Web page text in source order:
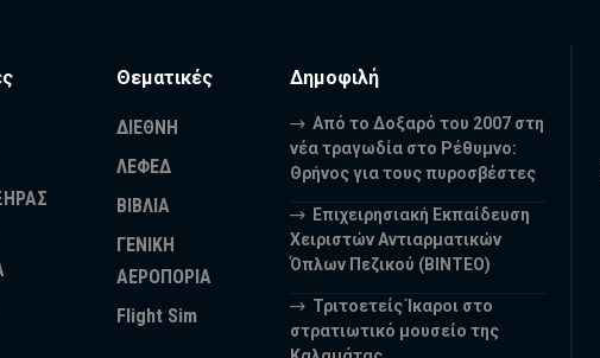
Θεματικές
ΔΙΕΘΝΗ
ΛΕΦΕΔ
ΒΙΒΛΙΑ
ΓΕΝΙΚΗ
ΑΕΡΟΠΟΡΙΑ
Flight Sim
Δημοφιλή
Από το Δοξαρό του 2007 στη
νέα τραγωδία στο Ρέθυμνο:
Θρήνος για τους πυροσβέστες
Επιχειρησιακή Εκπαίδευση
Χειριστών Αντιαρματικών
Όπλων Πεζικού (ΒΙΝΤΕΟ)
Τριτοετείς Ίκαροι στο
στρατιωτικό μουσείο της